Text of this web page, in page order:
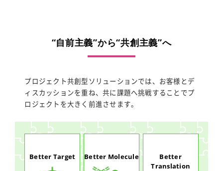
“自前主義”から“共創主義”へ
プロジェクト共創型ソリューションでは、お客様とデ
ィスカッションを重ね、共に課題へ挑戦することでプ
ロジェクトを大きく前進させます。
Better Target Better Molecule
Better
Translation